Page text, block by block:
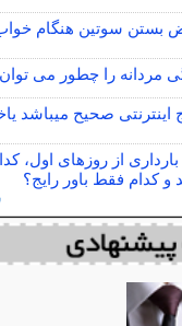
بستن سوتین هنگام
مردانه را چطور می
اینترنتی صحیح میباشد
بارداری از روزهای اول،
و کدام فقط باور رایج؟